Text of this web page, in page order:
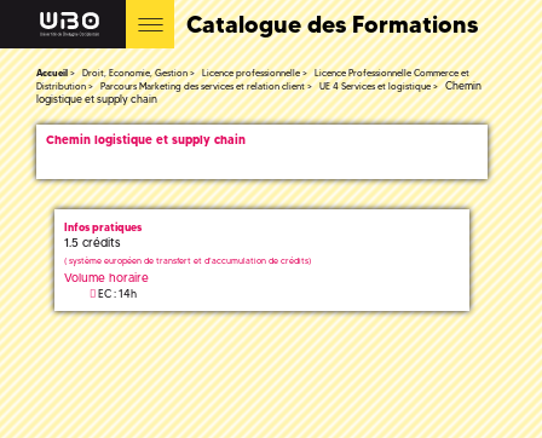
Catalogue des Formations
Accueil Droit, Economie, Gestion Licence professionnelle
Licence Professionnelle Commerce et
Distribution
Parcours Marketing des services et relation client UE 4 Services et logistique
Chemin
logistique et supply chain
Chemin logistique et supply chain
Infos pratiques
1.5 crédits
( système européen de transfert et d'accumulation de crédits)
Volume horaire
EC : 14h